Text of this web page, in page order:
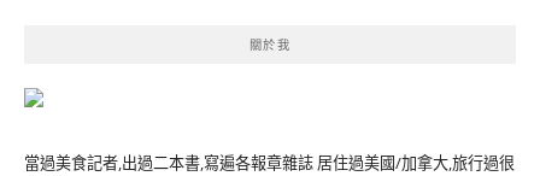
關於我
當過美食記者,出過二本書,寫遍各報章雜誌 居住過美國/加拿大,旅行過很